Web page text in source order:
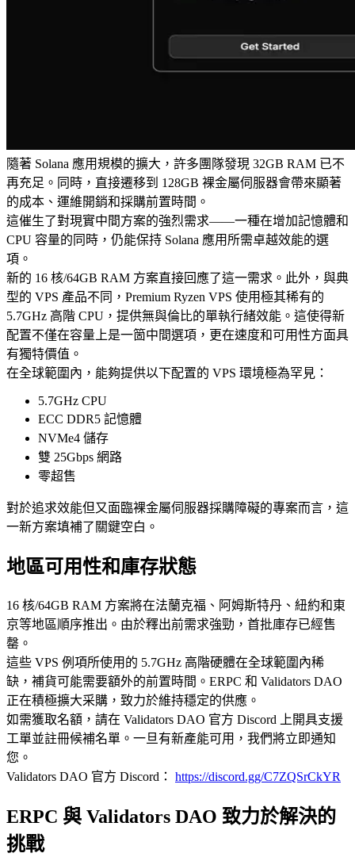
隨著 Solana 應用規模的擴大，許多團隊發現 32GB RAM 已不
再充足。同時，直接遷移到 128GB 裸金屬伺服器會帶來顯著
的成本、運維開銷和採購前置時間。
這催生了對現實中間方案的強烈需求——一種在增加記憶體和
CPU 容量的同時，仍能保持 Solana 應用所需卓越效能的選
項。
新的 16 核/64GB RAM 方案直接回應了這一需求。此外，與典
型的 VPS 產品不同，Premium Ryzen VPS 使用極其稀有的
5.7GHz 高階 CPU，提供無與倫比的單執行緒效能。這使得新
配置不僅在容量上是一箇中間選項，更在速度和可用性方面具
有獨特價值。
在全球範圍內，能夠提供以下配置的 VPS 環境極為罕見：
5.7GHz CPU
ECC DDR5 記憶體
NVMe4 儲存
雙 25Gbps 網路
零超售
對於追求效能但又面臨裸金屬伺服器採購障礙的專案而言，這
一新方案填補了關鍵空白。
地區可用性和庫存狀態
16 核/64GB RAM 方案將在法蘭克福、阿姆斯特丹、紐約和東
京等地區順序推出。由於釋出前需求強勁，首批庫存已經售
罄。
這些 VPS 例項所使用的 5.7GHz 高階硬體在全球範圍內稀
缺，補貨可能需要額外的前置時間。ERPC 和 Validators DAO
正在積極擴大采購，致力於維持穩定的供應。
如需獲取名額，請在 Validators DAO 官方 Discord 上開具支援
工單並註冊候補名單。一旦有新產能可用，我們將立即通知
您。
Validators DAO 官方 Discord： https://discord.gg/C7ZQSrCkYR
ERPC 與 Validators DAO 致力於解決的
挑戰